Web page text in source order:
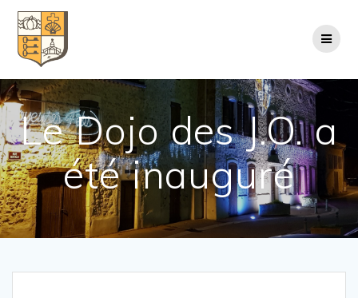
Le Dojo des J.O. a
été inauguré